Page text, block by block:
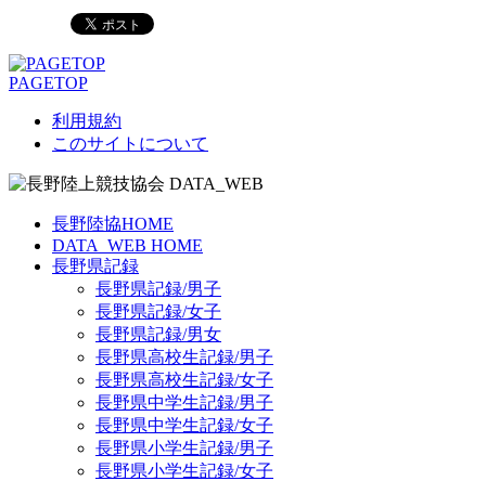
PAGETOP
利用規約
このサイトについて
長野陸協HOME
DATA_WEB HOME
長野県記録
長野県記録/男子
長野県記録/女子
長野県記録/男女
長野県高校生記録/男子
長野県高校生記録/女子
長野県中学生記録/男子
長野県中学生記録/女子
長野県小学生記録/男子
長野県小学生記録/女子